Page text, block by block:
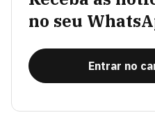
no seu
Entrar no